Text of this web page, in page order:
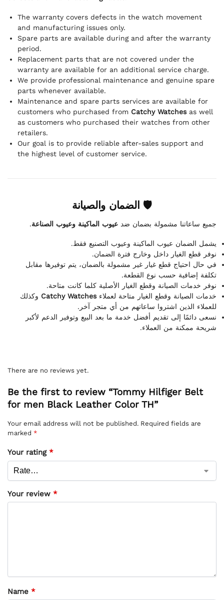
The warranty covers defects in the watch movement
and manufacturing issues only.
Spare parts are available during and after the warranty
period.
Replacement parts that are not covered under the
warranty are available for an additional service charge.
We provide professional maintenance and genuine spare
parts whenever available.
Maintenance and spare parts services are available for
customers who purchased from Catchy Watchesas well
as customers who purchased their watches from other
retailers.
Our goal is to provide reliable after-sales support and
the highest level of customer service.
🛡 الضمان والصيانة
جميع ساعاتنا مشمولة بضمان ضد عيوب الماكينة وعيوب الصناعة.
يشمل الضمان عيوب الماكينة وعيوب التصنيع فقط.
نوفر قطع الغيار داخل وخارج فترة الضمان.
في حال احتياج قطع غيار غير مشمولة بالضمان، يتم توفيرها مقابل
تكلفة إضافية حسب نوع القطعة.
نوفر خدمات الصيانة وقطع الغيار الأصلية كلما كانت متاحة.
خدمات الصيانة وقطع الغيار متاحة لعملاءCatchy Watches وكذلك
للعملاء الذين اشتروا ساعاتهم من أي متجر آخر.
نسعى دائمًا إلى تقديم أفضل خدمة ما بعد البيع وتوفير الدعم لأكبر
شريحة ممكنة من العملاء.
There are no reviews yet.
Be the first to review “Tommy Hilfiger Belt
for men Black Leather Color TH”
Your email address will not be published. Required fields are
marked *
Your rating *
Your review *
Name *